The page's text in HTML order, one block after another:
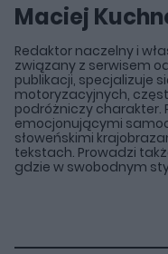
Maciej
Redaktor naczelny i
związany z serwisem
publikacji, specjalizuje
motoryzacyjnych,
podróżniczy charakter.
emocjonującymi
słoweńskimi
tekstach. Prowadzi
gdzie w swobodnym